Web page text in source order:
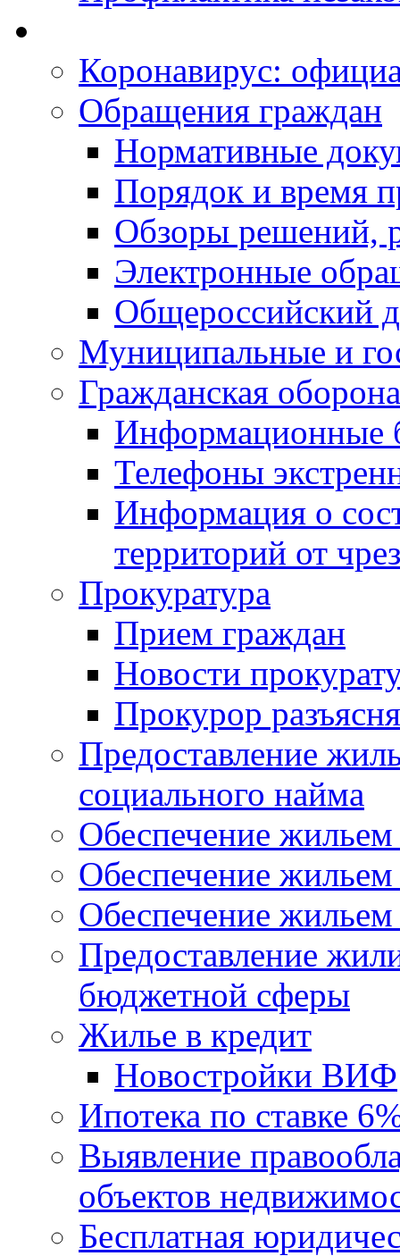
Коронавирус:
Обращения граждан
Нормативные
Порядок и время
Обзоры решений,
Электронные
Общероссийский
Муниципальные и
Гражданская
Информационные
Телефоны
Информация о
территорий от
Прокуратура
Прием граждан
Новости
Прокурор
Предоставление
социального найма
Обеспечение
Обеспечение
Обеспечение жильем
Предоставление
бюджетной сферы
Жилье в кредит
Новостройки ВИФ
Ипотека по ставке
Выявление
объектов
Бесплатная